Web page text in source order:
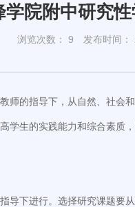
学院附中研究
浏览次数： 9 发布时间
师的指导下，从自然、社
生的实践能力和综合素质
导下进行。选择研究课题